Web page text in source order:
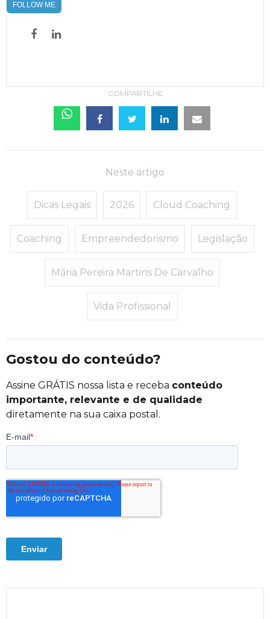
FOLLOW ME
COMPARTILHE
Neste artigo
Dicas Legais 2026 Cloud Coaching
Coaching Empreendedorismo Legislação
Mária Pereira Martins De Carvalho
Vida Profissional
Gostou do conteúdo?
Assine GRÁTIS nossa lista e receba conteúdo
importante, relevante e de qualidade
diretamente na sua caixa postal.